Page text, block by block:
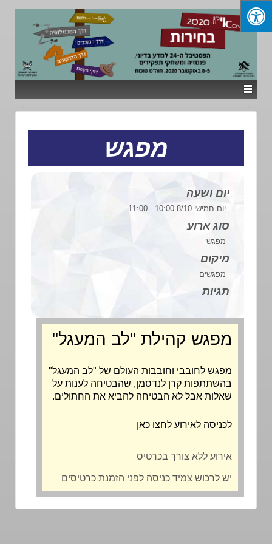
מפגש
יום ושעה
יום חמישי 8/10 10:00 - 11:00
סוג ארוע
מפגש קהילת "לב המעגל"
מפגש לחובבי וחובבות העולם של "לב המעגל"
בהשתתפות קרן לנדסמן, שהבטיחה לענות על
שאלות אבל לא הבטיחה להביא את החתולים.
לכניסה לאירוע לחצו כאן
אירוע ללא צורך בכרטיס
יש לרכוש צמיד כניסה לפני הזמנת כרטיסים